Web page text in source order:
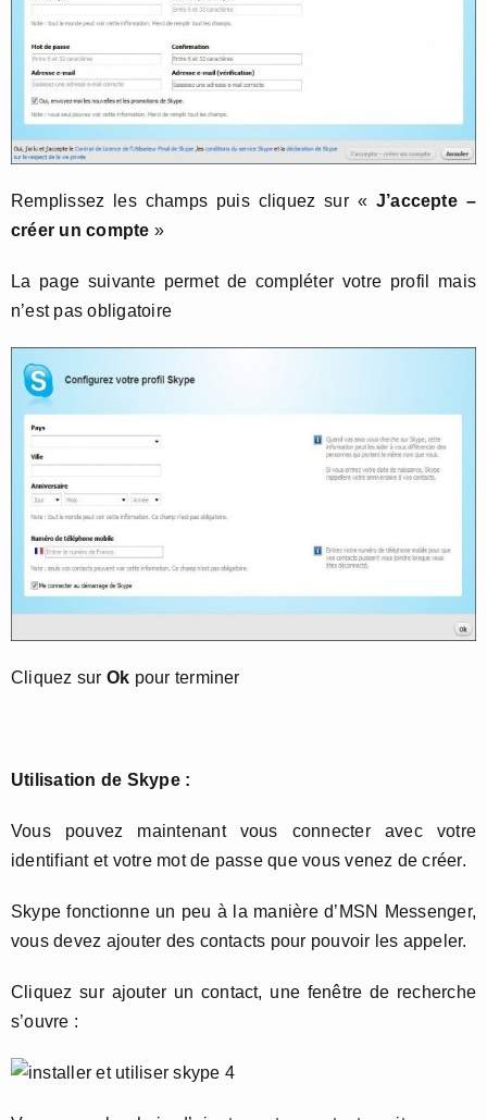
Remplissez les champs puis cliquez sur « J’accepte –
créer un compte »
La page suivante permet de compléter votre profil mais
n’est pas obligatoire
Cliquez sur Ok pour terminer
Utilisation de Skype :
Vous pouvez maintenant vous connecter avec votre
identifiant et votre mot de passe que vous venez de créer.
Skype fonctionne un peu à la manière d’MSN Messenger,
vous devez ajouter des contacts pour pouvoir les appeler.
Cliquez sur ajouter un contact, une fenêtre de recherche
s’ouvre :